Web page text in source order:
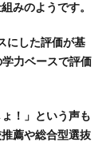
みのようです。
にした評価が基
力ベースで評価
！」という声も
薦や総合型選抜